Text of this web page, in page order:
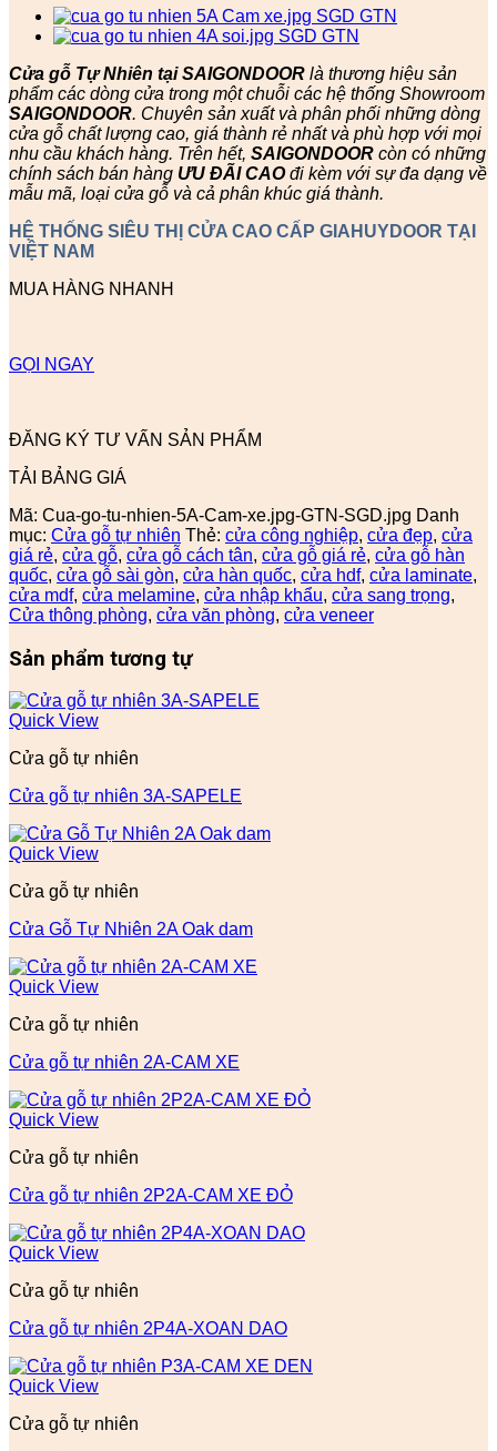
Cửa gỗ Tự Nhiên tại SAIGONDOOR là thương hiệu sản
phẩm các dòng cửa trong một chuỗi các hệ thống Showroom
SAIGONDOOR. Chuyên sản xuất và phân phối những dòng
cửa gỗ chất lượng cao, giá thành rẻ nhất và phù hợp với mọi
nhu cầu khách hàng. Trên hết, SAIGONDOOR còn có những
chính sách bán hàng ƯU ĐÃI CAOđi kèm với sự đa dạng về
mẫu mã, loại cửa gỗ và cả phân khúc giá thành.
HỆ THỐNG SIÊU THỊ CỬA CAO CẤP GIAHUYDOOR TẠI
VIỆT NAM
MUA HÀNG NHANH
GỌI NGAY
ĐĂNG KÝ TƯ VẤN SẢN PHẨM
TẢI BẢNG GIÁ
Mã: Cua-go-tu-nhien-5A-Cam-xe.jpg-GTN-SGD.jpg Danh
mục: Cửa gỗ tự nhiên Thẻ: cửa công nghiệp, cửa đẹp, cửa
giá rẻ, cửa gỗ, cửa gỗ cách tân, cửa gỗ giá rẻ, cửa gỗ hàn
quốc, cửa gỗ sài gòn, cửa hàn quốc, cửa hdf, cửa laminate,
cửa mdf, cửa melamine, cửa nhập khẩu, cửa sang trọng,
Cửa thông phòng, cửa văn phòng, cửa veneer
Sản phẩm tương tự
Quick View
Cửa gỗ tự nhiên
Cửa gỗ tự nhiên 3A-SAPELE
Quick View
Cửa gỗ tự nhiên
Cửa Gỗ Tự Nhiên 2A Oak dam
Quick View
Cửa gỗ tự nhiên
Cửa gỗ tự nhiên 2A-CAM XE
Quick View
Cửa gỗ tự nhiên
Cửa gỗ tự nhiên 2P2A-CAM XE ĐỎ
Quick View
Cửa gỗ tự nhiên
Cửa gỗ tự nhiên 2P4A-XOAN DAO
Quick View
Cửa gỗ tự nhiên